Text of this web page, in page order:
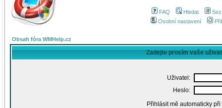
FAQ Hledat
Osobní nastavení
Obsah fóra WMHelp.cz
Zadejte prosím vaše
Uživatel:
Heslo:
Přihlásit mě automaticky